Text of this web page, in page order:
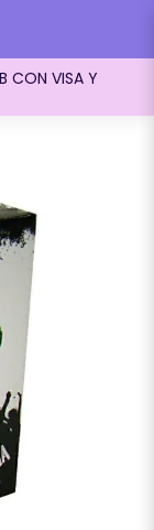
CON VISA Y